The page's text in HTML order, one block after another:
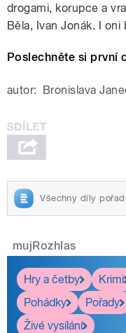
drogami, korupce a
Běla, Ivan Jonák. I
Poslechněte si první
autor: Bronislava
Všechny díly
mujRozhlas
Hry a četby
Krimi
Pohádky
Pořady
Živé vysílání